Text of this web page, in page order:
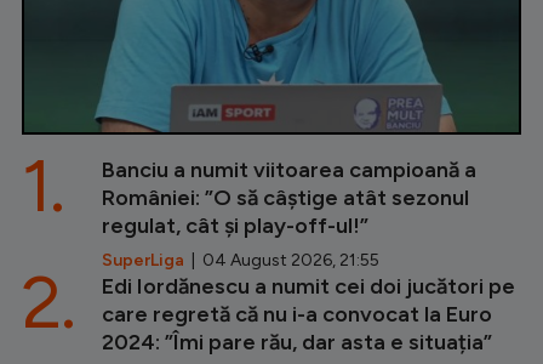
Banciu a numit viitoarea campioană a
României: ”O să câștige atât sezonul
regulat, cât și play-off-ul!”
SuperLiga | 04 August 2026, 21:55
1.
Edi Iordănescu a numit cei doi jucători pe
care regretă că nu i-a convocat la Euro
2024: ”Îmi pare rău, dar asta e situația”
2.